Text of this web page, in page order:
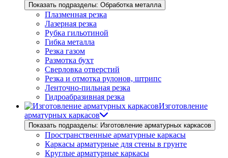
Показать подразделы: Обработка металла
Плазменная резка
Лазерная резка
Рубка гильотиной
Гибка металла
Резка газом
Размотка бухт
Сверловка отверстий
Резка и отмотка рулонов, штрипс
Ленточно-пильная резка
Гидроабразивная резка
Изготовление
арматурных каркасов
Показать подразделы: Изготовление арматурных каркасов
Пространственные арматурные каркасы
Каркасы арматурные для стены в грунте
Круглые арматурные каркасы